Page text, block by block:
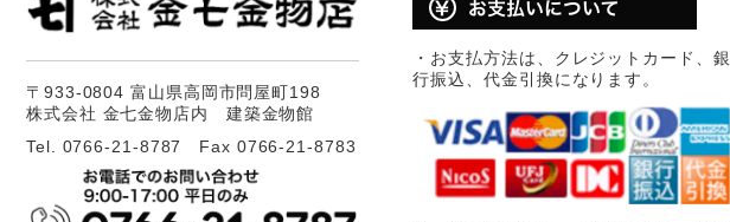
〒933-0804 富山県高岡市問屋町198
株式会社 金七金物店内 建築金物館
Tel. 0766-21-8787 Fax 0766-21-8783
・お支払方法は、クレジットカード、銀
行振込、代金引換になります。